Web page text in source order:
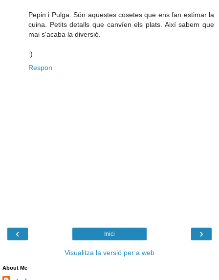
Pepin i Pulga: Són aquestes cosetes que ens fan estimar la
cuina. Petits detalls que canvíen els plats. Així sabem que
mai s'acaba la diversió.
:)
Respon
‹ ›
Inici
Visualitza la versió per a web
About Me